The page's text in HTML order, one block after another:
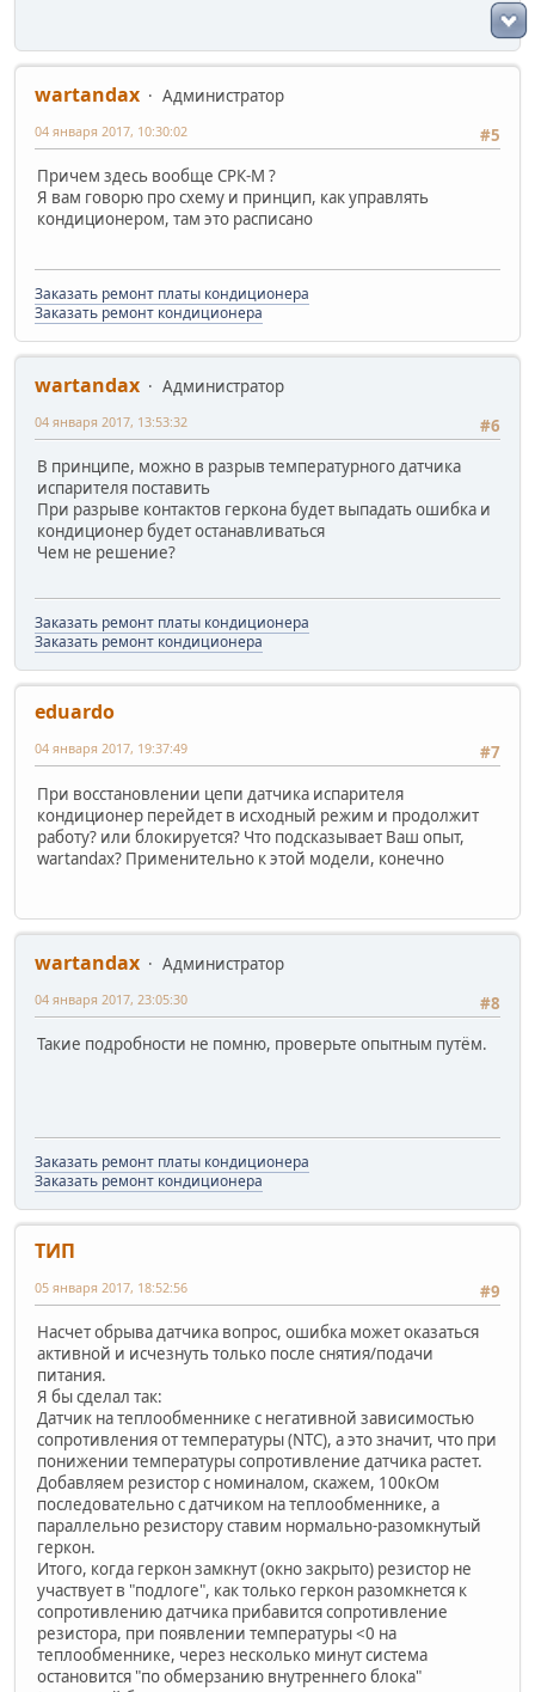
wartandax
Администратор
#5
04 января 2017, 10:30:02
Причем здесь вообще СРК-М ?
Я вам говорю про схему и принцип, как управлять
кондиционером, там это расписано
Заказать ремонт платы кондиционера
Заказать ремонт кондиционера
wartandax
Администратор
#6
04 января 2017, 13:53:32
В принципе, можно в разрыв температурного датчика
испарителя поставить
При разрыве контактов геркона будет выпадать ошибка и
кондиционер будет останавливаться
Чем не решение?
Заказать ремонт платы кондиционера
Заказать ремонт кондиционера
eduardo
#7
04 января 2017, 19:37:49
При восстановлении цепи датчика испарителя
кондиционер перейдет в исходный режим и продолжит
работу? или блокируется? Что подсказывает Ваш опыт,
wartandax? Применительно к этой модели, конечно
wartandax
Администратор
#8
04 января 2017, 23:05:30
Такие подробности не помню, проверьте опытным путём.
Заказать ремонт платы кондиционера
Заказать ремонт кондиционера
ТИП
#9
05 января 2017, 18:52:56
Насчет обрыва датчика вопрос, ошибка может оказаться
активной и исчезнуть только после снятия/подачи
питания.
Я бы сделал так:
Датчик на теплообменнике с негативной зависимостью
сопротивления от температуры (NTC), а это значит, что при
понижении температуры сопротивление датчика растет.
Добавляем резистор с номиналом, скажем, 100кОм
последовательно с датчиком на теплообменнике, а
параллельно резистору ставим нормально-разомкнутый
геркон.
Итого, когда геркон замкнут (окно закрыто) резистор не
участвует в "подлоге", как только геркон разомкнется к
сопротивлению датчика прибавится сопротивление
резистора, при появлении температуры <0 на
теплообменнике, через несколько минут система
остановится "по обмерзанию внутреннего блока"